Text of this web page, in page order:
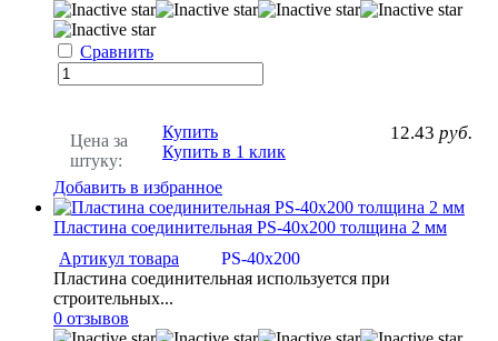
Сравнить
Цена за
штуку:
12.43 руб.
Купить
Купить в 1 клик
Добавить в избранное
Пластина соединительная PS-40х200 толщина 2 мм
Артикул товара
PS-40х200
Пластина соединительная используется при
строительных...
0 отзывов